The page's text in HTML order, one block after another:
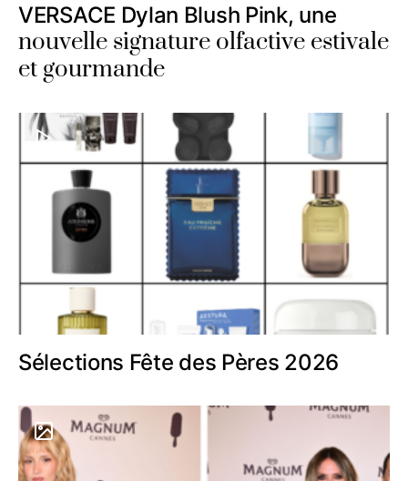
VERSACE Dylan Blush Pink, une
nouvelle signature olfactive estivale
et gourmande
Sélections Fête des Pères 2026